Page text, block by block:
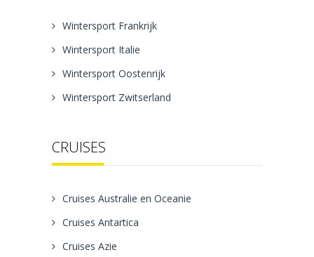
Wintersport Frankrijk
Wintersport Italie
Wintersport Oostenrijk
Wintersport Zwitserland
CRUISES
Cruises Australie en Oceanie
Cruises Antartica
Cruises Azie